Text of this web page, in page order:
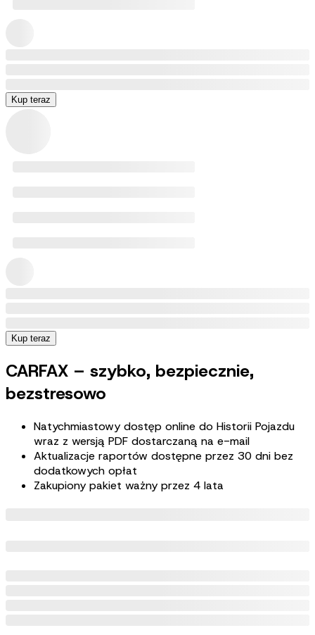
Kup teraz
Kup teraz
CARFAX – szybko, bezpiecznie,
bezstresowo
Natychmiastowy dostęp online do Historii Pojazdu
wraz z wersją PDF dostarczaną na e-mail
Aktualizacje raportów dostępne przez 30 dni bez
dodatkowych opłat
Zakupiony pakiet ważny przez 4 lata